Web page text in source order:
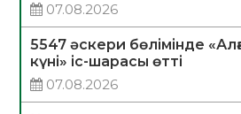
07.08.2026
5547 әскери бөлімінде
күні» іс-шарасы өтті
07.08.2026